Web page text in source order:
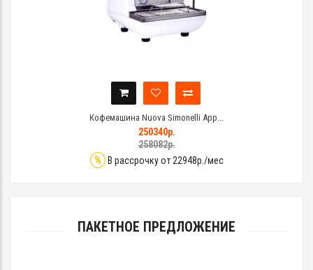
Кофемашина Nuova Simonelli App...
250340р.
258082р.
% В рассрочку от 22948р./мес
ПАКЕТНОЕ ПРЕДЛОЖЕНИЕ